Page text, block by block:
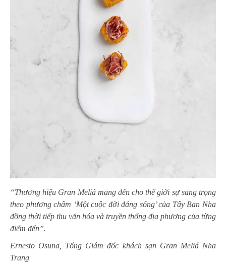
“Thương hiệu Gran Meliá mang đến cho thế giới sự sang trọng
theo phương châm ‘Một cuộc đời đáng sống’ của Tây Ban Nha
đồng thời tiếp thu văn hóa và truyền thống địa phương của từng
điểm đến”.
Ernesto Osuna, Tổng Giám đốc khách sạn Gran Meliá Nha
Trang